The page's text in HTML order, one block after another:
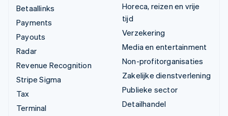
Betaallinks
Payments
Payouts
Radar
Revenue Recognition
Stripe Sigma
Tax
Terminal
Horeca, reizen en vrije
tijd
Verzekering
Media en entertainment
Non-profitorganisaties
Zakelijke dienstverlening
Publieke sector
Detailhandel